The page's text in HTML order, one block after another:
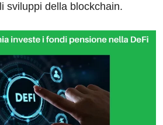
sviluppi della blockchain.